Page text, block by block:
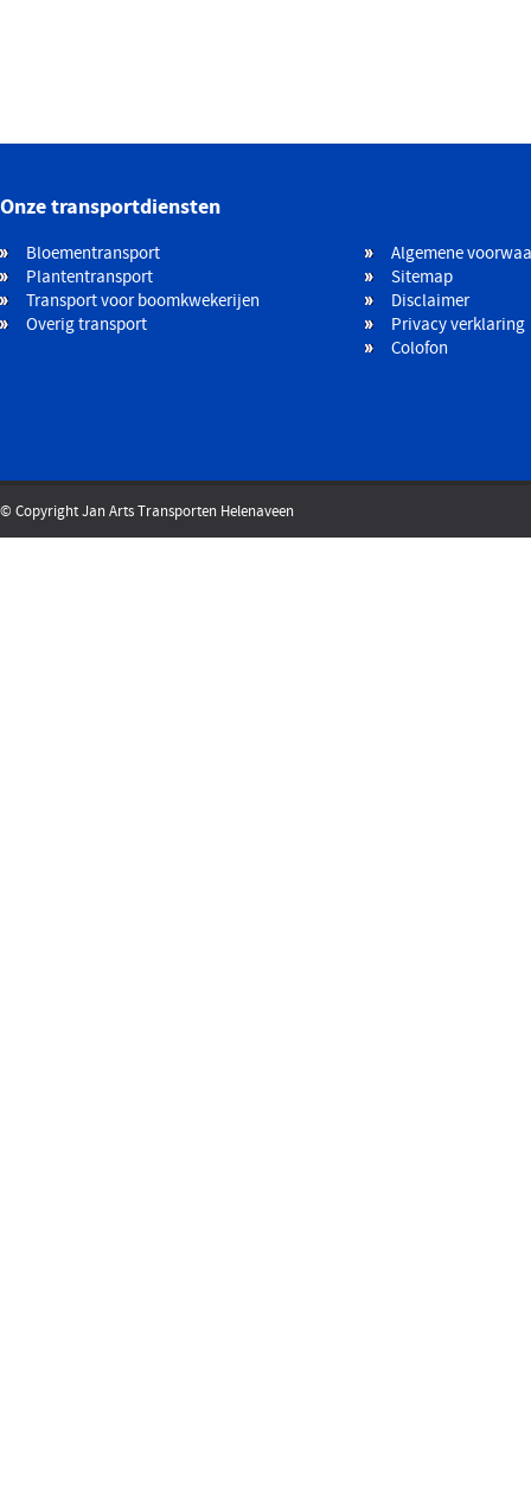
Onze transportdiensten
Bloementransport
Plantentransport
Transport voor boomkwekerijen
Overig transport
Algemene
Sitemap
Disclaimer
Privacy verklaring
Colofon
© Copyright Jan Arts Transporten Helenaveen